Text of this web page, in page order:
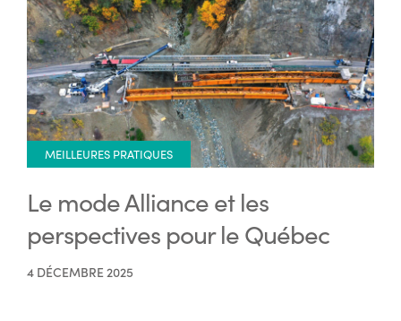
MEILLEURES PRATIQUES
Le mode Alliance et les
perspectives pour le Québec
4 DÉCEMBRE 2025